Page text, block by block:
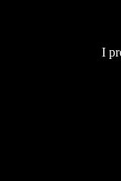
I